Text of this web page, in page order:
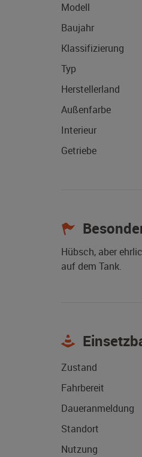
Modell
Baujahr
Klassifizierung
Typ
Herstellerland
Außenfarbe
Interieur
Getriebe
Hübsch, aber
auf dem Tank.
Zustand
Fahrbereit
Daueranmeldung
Standort
Nutzung